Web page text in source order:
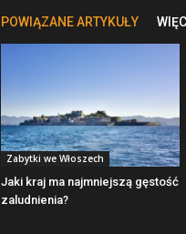
POWIĄZANE ARTYKUŁY
Zabytki we Włoszech
Jaki kraj ma najmniejszą gęstość
zaludnienia?